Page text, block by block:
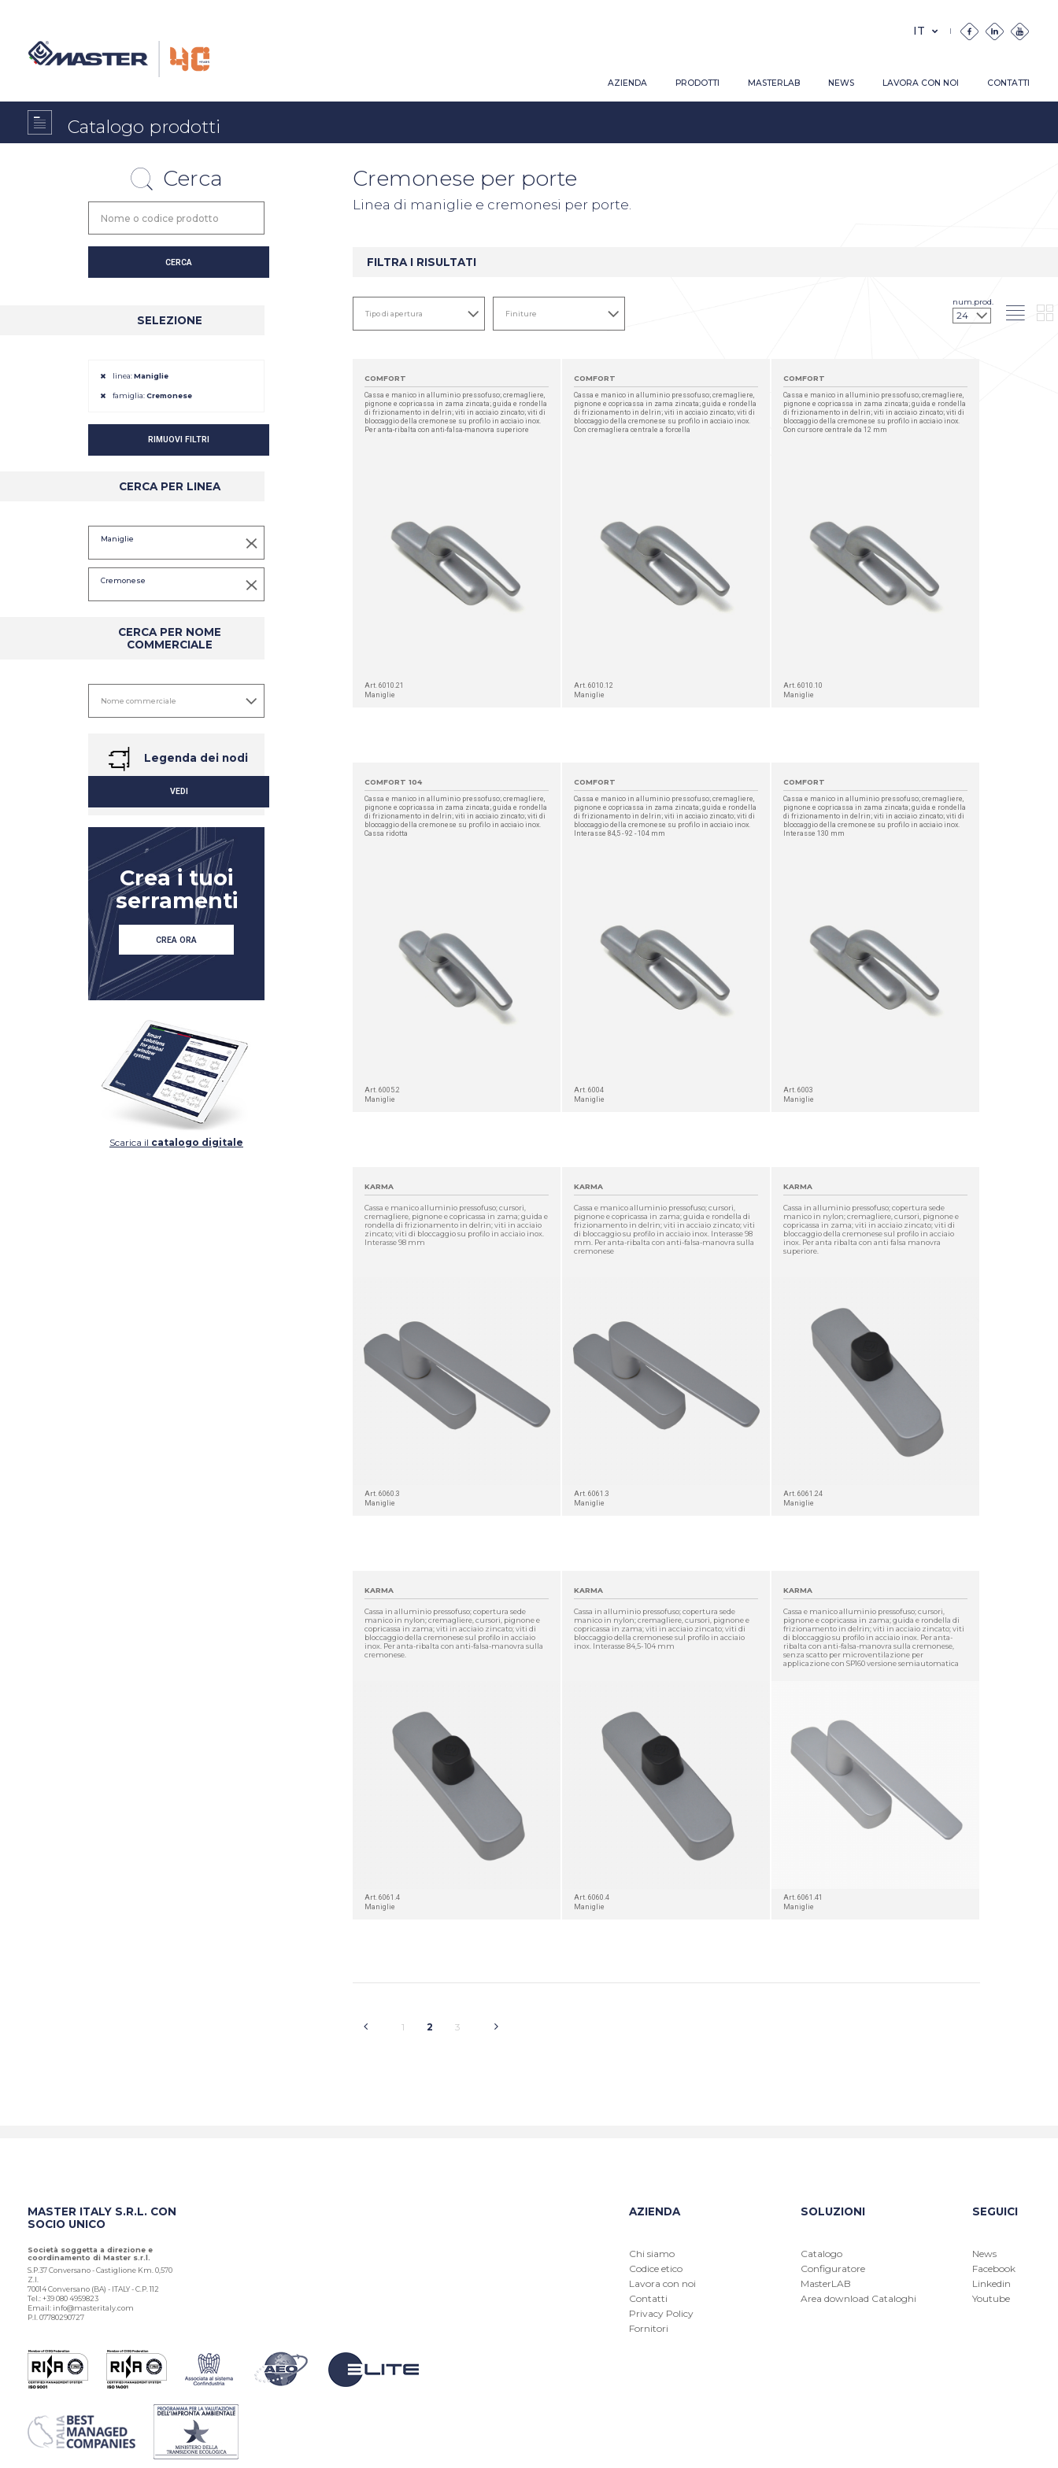
AZIENDA PRODOTTI MASTERLAB NEWS LAVORA CON NOI CONTATTI
Catalogo prodotti
Cerca
SELEZIONE
linea:Maniglie
famiglia:Cremonese
RIMUOVI FILTRI
CERCA PER LINEA
Maniglie
Cremonese
CERCA PER NOME
COMMERCIALE
Legenda dei nodi
VEDI
Crea i tuoi
serramenti
CREA ORA
Scarica il catalogo digitale
Cremonese per porte
Linea di maniglie e cremonesi per porte.
FILTRA I RISULTATI
num.prod.
COMFORT
Cassa e manico in alluminio pressofuso; cremagliere,
pignone e copricassa in zama zincata; guida e rondella
di frizionamento in delrin; viti in acciaio zincato; viti di
bloccaggio della cremonese su profilo in acciaio inox.
Per anta-ribalta con anti-falsa-manovra superiore
Art. 6010.21
Maniglie
COMFORT
Cassa e manico in alluminio pressofuso; cremagliere,
pignone e copricassa in zama zincata; guida e rondella
di frizionamento in delrin; viti in acciaio zincato; viti di
bloccaggio della cremonese su profilo in acciaio inox.
Con cremagliera centrale a forcella
Art. 6010.12
Maniglie
COMFORT
Cassa e manico in alluminio pressofuso; cremagliere,
pignone e copricassa in zama zincata; guida e rondella
di frizionamento in delrin; viti in acciaio zincato; viti di
bloccaggio della cremonese su profilo in acciaio inox.
Con cursore centrale da 12 mm
Art. 6010.10
Maniglie
COMFORT 104
Cassa e manico in alluminio pressofuso; cremagliere,
pignone e copricassa in zama zincata; guida e rondella
di frizionamento in delrin; viti in acciaio zincato; viti di
bloccaggio della cremonese su profilo in acciaio inox.
Cassa ridotta
Art. 6005.2
Maniglie
COMFORT
Cassa e manico in alluminio pressofuso; cremagliere,
pignone e copricassa in zama zincata; guida e rondella
di frizionamento in delrin; viti in acciaio zincato; viti di
bloccaggio della cremonese su profilo in acciaio inox.
Interasse 84,5 - 92 - 104 mm
Art. 6004
Maniglie
COMFORT
Cassa e manico in alluminio pressofuso; cremagliere,
pignone e copricassa in zama zincata; guida e rondella
di frizionamento in delrin; viti in acciaio zincato; viti di
bloccaggio della cremonese su profilo in acciaio inox.
Interasse 130 mm
Art. 6003
Maniglie
KARMA
Cassa e manico alluminio pressofuso; cursori,
cremagliere, pignone e copricassa in zama; guida e
rondella di frizionamento in delrin; viti in acciaio
zincato; viti di bloccaggio su profilo in acciaio inox.
Interasse 98 mm
Art. 6060.3
Maniglie
KARMA
Cassa e manico alluminio pressofuso; cursori,
pignone e copricassa in zama; guida e rondella di
frizionamento in delrin; viti in acciaio zincato; viti
di bloccaggio su profilo in acciaio inox. Interasse 98
mm. Per anta-ribalta con anti-falsa-manovra sulla
cremonese
Art. 6061.3
Maniglie
KARMA
Cassa in alluminio pressofuso; copertura sede
manico in nylon; cremagliere, cursori, pignone e
copricassa in zama; viti in acciaio zincato; viti di
bloccaggio della cremonese sul profilo in acciaio
inox. Per anta ribalta con anti falsa manovra
superiore.
Art. 6061.24
Maniglie
KARMA
Cassa in alluminio pressofuso; copertura sede
manico in nylon; cremagliere, cursori, pignone e
copricassa in zama; viti in acciaio zincato; viti di
bloccaggio della cremonese sul profilo in acciaio
inox. Per anta-ribalta con anti-falsa-manovra sulla
cremonese.
Art. 6061.4
Maniglie
KARMA
Cassa in alluminio pressofuso; copertura sede
manico in nylon; cremagliere, cursori, pignone e
copricassa in zama; viti in acciaio zincato; viti di
bloccaggio della cremonese sul profilo in acciaio
inox. Interasse 84,5- 104 mm
Art. 6060.4
Maniglie
KARMA
Cassa e manico alluminio pressofuso; cursori,
pignone e copricassa in zama; guida e rondella di
frizionamento in delrin; viti in acciaio zincato; viti
di bloccaggio su profilo in acciaio inox. Per anta-
ribalta con anti-falsa-manovra sulla cremonese,
senza scatto per microventilazione per
applicazione con SP160 versione semiautomatica
DETTAGLIO
Art. 6061.41
Maniglie
1 2 3
MASTER ITALY S.R.L. CON
SOCIO UNICO
Società soggetta a direzione e
coordinamento di Master s.r.l.
S.P.37 Conversano - Castiglione Km. 0,570
Z.I.
70014 Conversano (BA) - ITALY - C.P. 112
Tel.: +39 080 4959823
Email: info@masteritaly.com
P.I. 07780290727
AZIENDA
Chi siamo
Codice etico
Lavora con noi
Contatti
Privacy Policy
Fornitori
SOLUZIONI
Catalogo
Configuratore
MasterLAB
Area download Cataloghi
SEGUICI
News
Facebook
Linkedin
Youtube